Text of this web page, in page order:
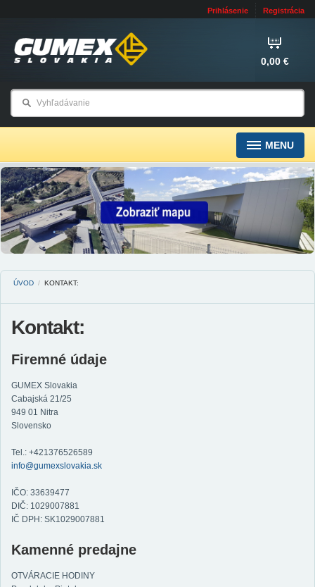
Prihlásenie Registrácia
0,00 €
MENU
ÚVOD / KONTAKT:
Kontakt:
Firemné údaje
GUMEX Slovakia
Cabajská 21/25
949 01 Nitra
Slovensko
Tel.: +421376526589
info@gumexslovakia.sk
IČO: 33639477
DIČ: 1029007881
IČ DPH: SK1029007881
Kamenné predajne
OTVÁRACIE HODINY